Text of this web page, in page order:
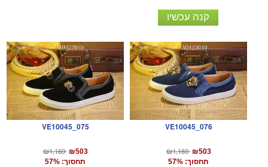
קנה עכשיו
VE10045_075
₪1,169 ₪503
תחסוך: 57%
VE10045_076
₪1,169 ₪503
תחסוך: 57%